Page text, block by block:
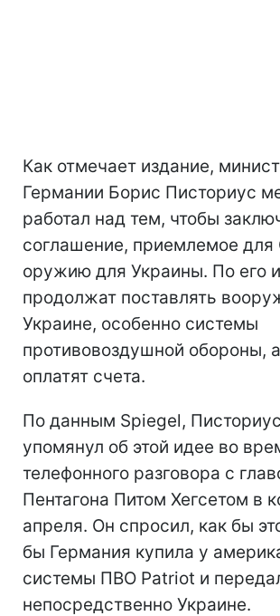
Как отмечает издание,
Германии Борис Писториус
работал над тем, чтобы
соглашение, приемлемое
оружию для Украины. По его
продолжат поставлять
Украине, особенно системы
противовоздушной обороны,
оплатят счета.
По данным Spiegel,
упомянул об этой идее во
телефонного разговора с
Пентагона Питом Хегсетом в
апреля. Он спросил, как бы
бы Германия купила у
системы ПВО Patriot и
непосредственно Украине.